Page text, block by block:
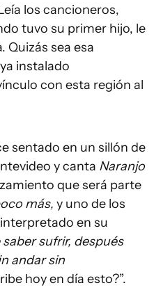
los cancioneros,
tuvo su primer hijo, le
Quizás sea esa
instalado
con esta región al
sentado en un sillón de
y canta Naranjo
que será parte
más, y uno de los
en su
sufrir, después
andar sin
hoy en día esto?”.